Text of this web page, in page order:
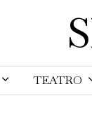
TEATRO